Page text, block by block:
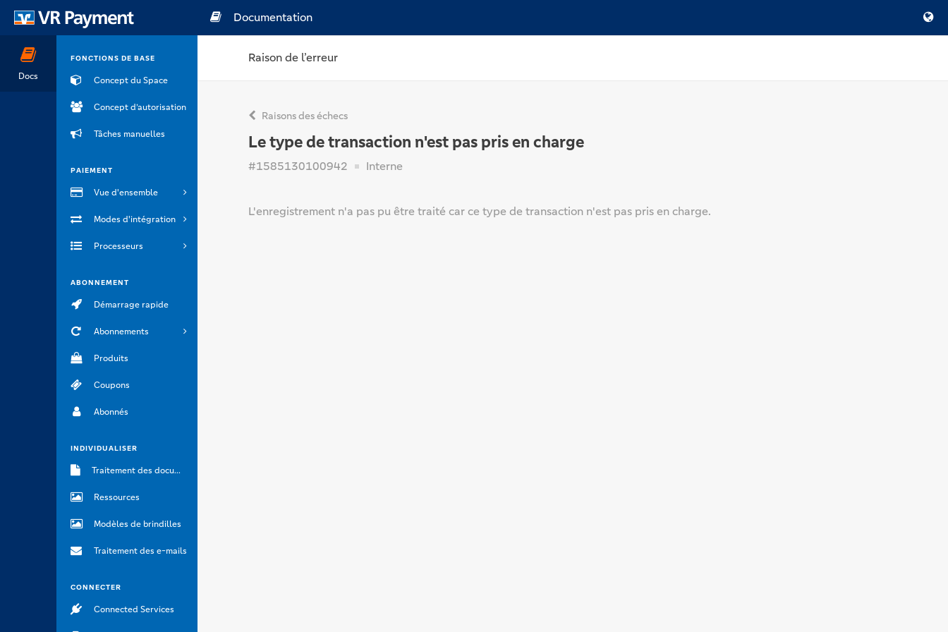
Docs
FONCTIONS DE BASE
Concept du Space
Concept d’autorisation
Tâches manuelles
PAIEMENT
Vue d'ensemble
Modes d'intégration
Processeurs
ABONNEMENT
Démarrage rapide
Abonnements
Produits
Coupons
Abonnés
INDIVIDUALISER
Traitement des documents
Ressources
Modèles de brindilles
Traitement des e-mails
CONNECTER
Connected Services
Documentation
Raison de l’erreur
Raisons des échecs
Le type de transaction n'est pas pris en charge
#1585130100942 Interne
L'enregistrement n'a pas pu être traité car ce type de transaction n'est pas pris en charge.